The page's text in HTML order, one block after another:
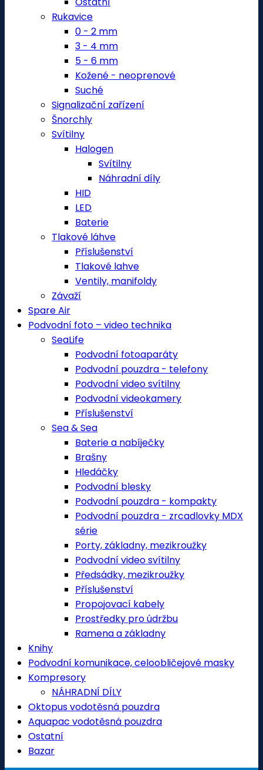
Rukavice
0 - 2 mm
3 - 4 mm
5 - 6 mm
Kožené - neoprenové
Suché
Signalizační zařízení
Šnorchly
Svítilny
Halogen
Svítilny
Náhradní díly
HID
LED
Baterie
Tlakové láhve
Příslušenství
Tlakové lahve
Ventily, manifoldy
Závaží
Spare Air
Podvodní foto – video technika
SeaLife
Podvodní fotoaparáty
Podvodní pouzdra - telefony
Podvodní video svítilny
Podvodní videokamery
Příslušenství
Sea & Sea
Baterie a nabíječky
Brašny
Hledáčky
Podvodní blesky
Podvodní pouzdra - kompakty
Podvodní pouzdra - zrcadlovky MDX
série
Porty, základny, mezikroužky
Podvodní video svítilny
Předsádky, mezikroužky
Příslušenství
Propojovací kabely
Prostředky pro údržbu
Ramena a základny
Knihy
Podvodní komunikace, celoobličejové masky
Kompresory
NÁHRADNÍ DÍLY
Oktopus vodotěsná pouzdra
Aquapac vodotěsná pouzdra
Ostatní
Bazar